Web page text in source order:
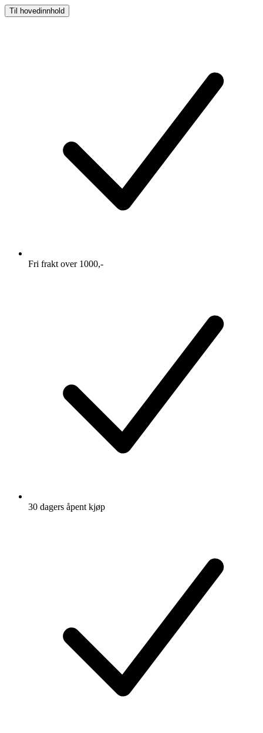
Til hovedinnhold
Fri frakt over 1000,-
30 dagers åpent kjøp